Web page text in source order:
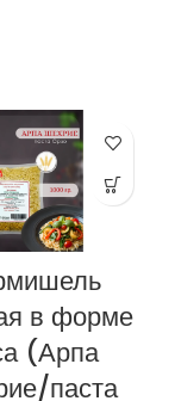
в форме
(Арпа
паста